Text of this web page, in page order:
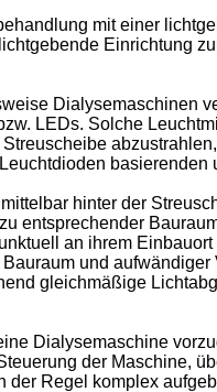
mit einer
Einrichtung
Dialysemaschinen
LEDs. Solche
hinter der
entsprechender
an ihrem
und
gleichmäßige
Dialysemaschine
der Maschine,
Regel komplex